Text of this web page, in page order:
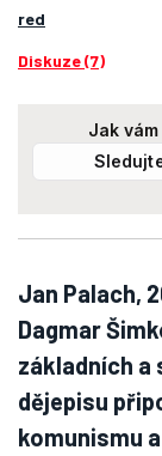
red
Diskuze (7)
Jak
Jan Palach,
Dagmar
základních a
dějepisu
komunismu